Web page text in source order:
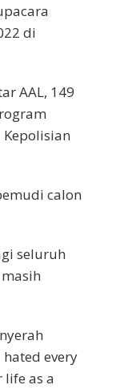
di
AAL, 149
calon
seluruh
every
as a